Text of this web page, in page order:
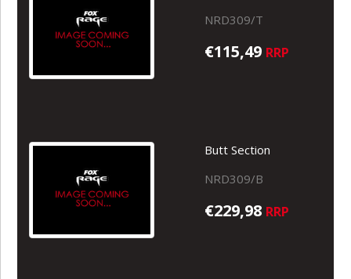
NRD309/T
€115,49 RRP
Butt Section
NRD309/B
€229,98 RRP